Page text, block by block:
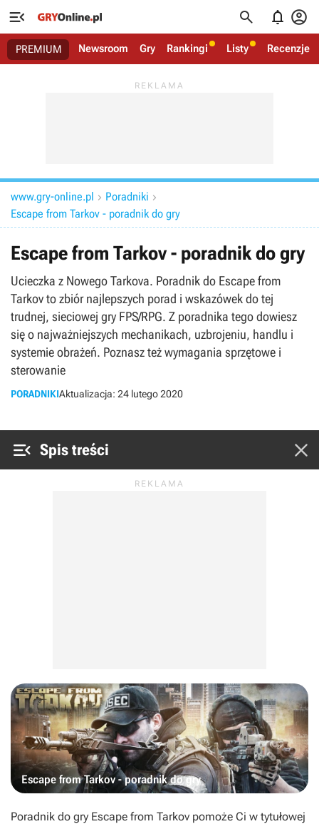
   
PREMIUM Newsroom Gry Rankingi Listy Recenzje
www.gry-online.pl  Poradniki 
Escape from Tarkov - poradnik do gry
Escape from Tarkov - poradnik do gry
Ucieczka z Nowego Tarkova. Poradnik do Escape from
Tarkov to zbiór najlepszych porad i wskazówek do tej
trudnej, sieciowej gry FPS/RPG. Z poradnika tego dowiesz
się o najważniejszych mechanikach, uzbrojeniu, handlu i
systemie obrażeń. Poznasz też wymagania sprzętowe i
sterowanie
PORADNIKIAktualizacja: 24 lutego 2020
 Spis treści 
Escape from Tarkov - poradnik do gry
Poradnik do gry Escape from Tarkov pomoże Ci w tytułowej